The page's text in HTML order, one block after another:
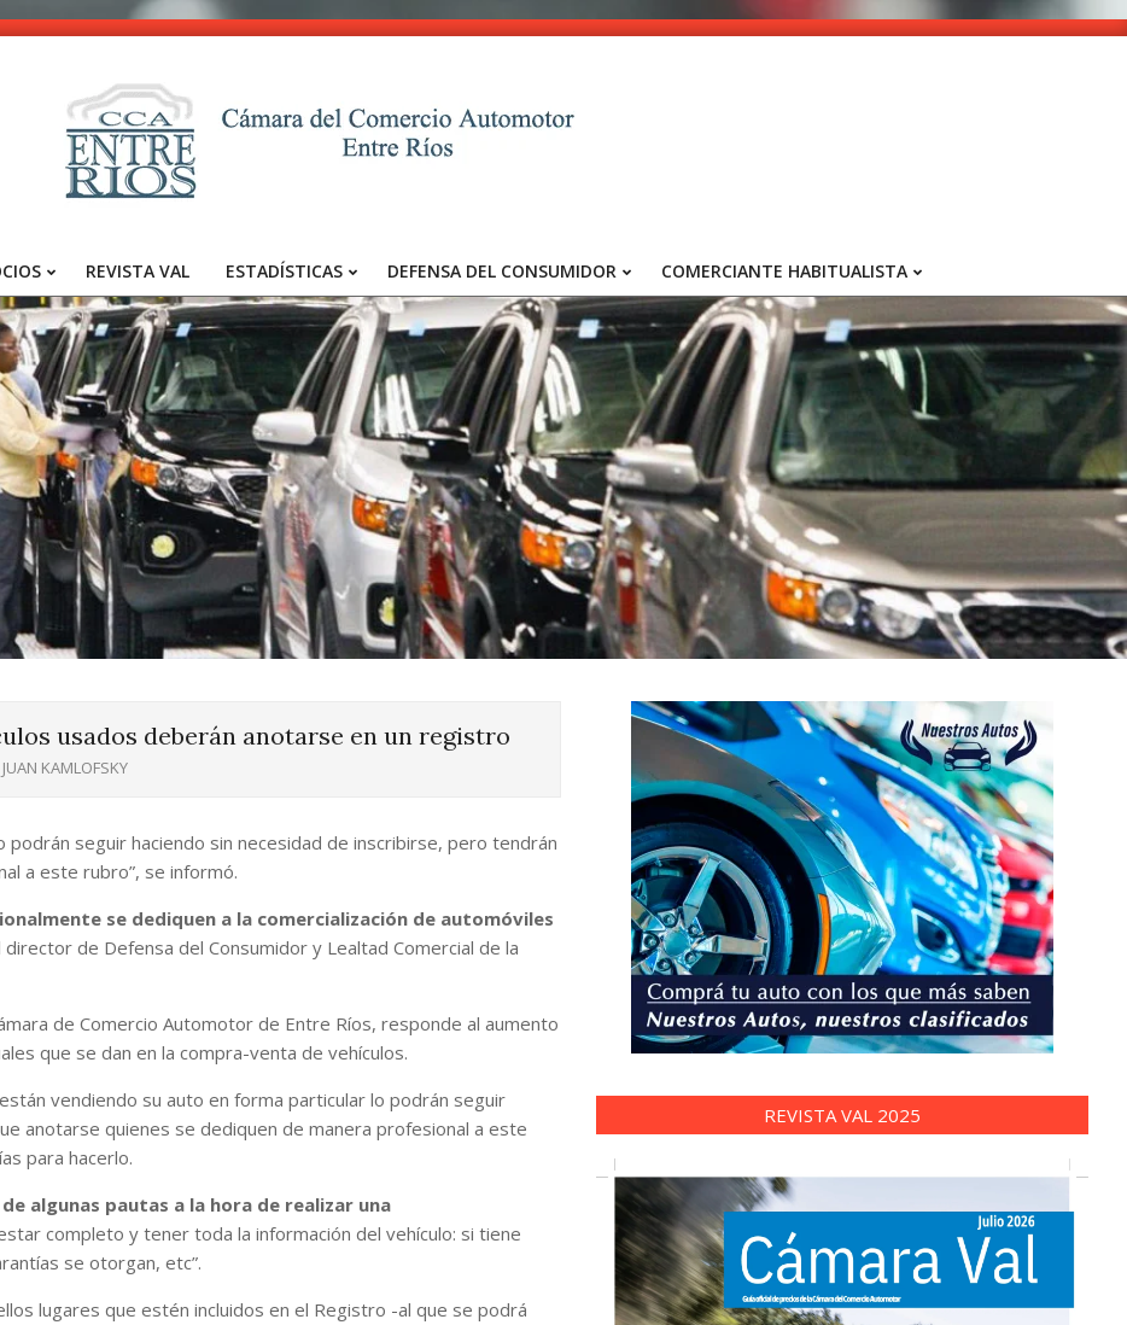
-
Entre
Ríos
Primary
Navigation
Menu
REVISTA VAL ESTADÍSTICAS DEFENSA DEL CONSUMIDOR COMERCIANTE HABITUALISTA
usados deberán anotarse en un registro
JUAN KAMLOFSKY
seguir haciendo sin necesidad de inscribirse, pero tendrán
a este rubro”, se informó.
se dediquen a la comercialización de automóviles
director de Defensa del Consumidor y Lealtad Comercial de la
de Comercio Automotor de Entre Ríos, responde al aumento
que se dan en la compra-venta de vehículos.
vendiendo su auto en forma particular lo podrán seguir
anotarse quienes se dediquen de manera profesional a este
para hacerlo.
algunas pautas a la hora de realizar una
completo y tener toda la información del vehículo: si tiene
se otorgan, etc”.
lugares que estén incluidos en el Registro -al que se podrá
REVISTA VAL 2025